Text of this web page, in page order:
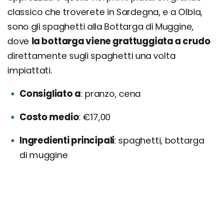
classico che troverete in Sardegna, e a Olbia,
sono gli spaghetti alla Bottarga di Muggine,
dove la bottarga viene grattuggiata a crudo
direttamente sugli spaghetti una volta
impiattati.
Consigliato a pranzo, cena
Costo medio €17,00
Ingredienti principali spaghetti, bottarga
di muggine